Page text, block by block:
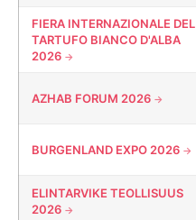
FIERA INTERNAZIONALE DEL
TARTUFO BIANCO D'ALBA
2026
AZHAB FORUM 2026
BURGENLAND EXPO 2026
ELINTARVIKE TEOLLISUUS
2026